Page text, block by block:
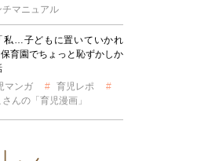
チマニュアル
私…子どもに置いていかれ
育園でちょっと恥ずかしか
マンガ
育児レポ
んの「育児漫画」